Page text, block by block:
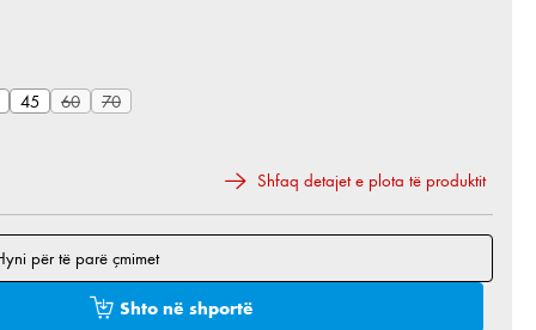
i disponueshëm.)
45 60(Ky opsion aktualisht nuk është i disponueshëm.)
70(Ky opsion aktualisht nuk është i disponueshëm.)
Shfaq detajet e plota të produktit
për të parë çmimet
dëshiruar ose përdorni butonat për të rritur
Shto në shportë